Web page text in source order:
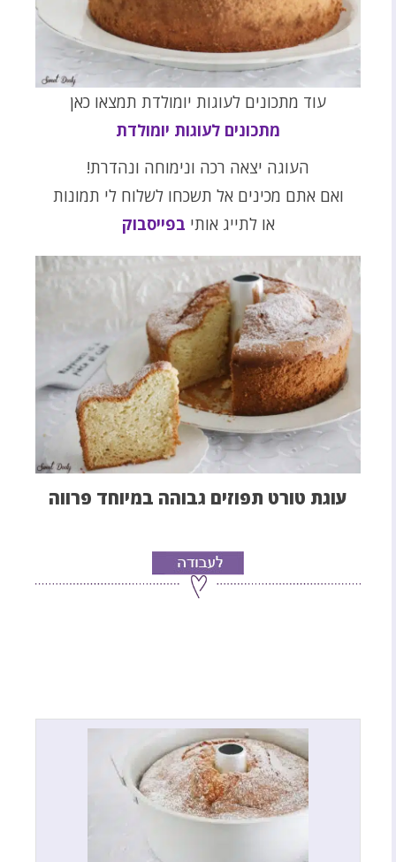
עוד מתכונים לעוגות יומולדת תמצאו כאן
מתכונים לעוגות יומולדת
העוגה יצאה רכה ונימוחה ונהדרת!
ואם אתם מכינים אל תשכחו לשלוח לי תמונות
או לתייג אותי בפייסבוק
עוגת טורט תפוזים גבוהה במיוחד פרווה